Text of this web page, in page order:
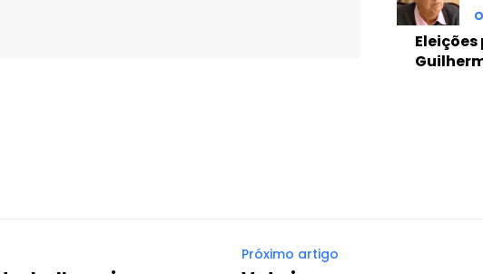
Próximo artigo